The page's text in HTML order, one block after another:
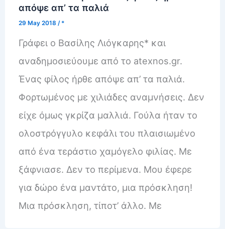
απόψε απ’ τα παλιά
29 May 2018/ *
Γράφει ο Βασίλης Λιόγκαρης* και
αναδημοσιεύουμε από το atexnos.gr.
Ένας φίλος ήρθε απόψε απ’ τα παλιά.
Φορτωμένος με χιλιάδες αναμνήσεις. Δεν
είχε όμως γκρίζα μαλλιά. Γούλα ήταν το
ολοστρόγγυλο κεφάλι του πλαισιωμένο
από ένα τεράστιο χαμόγελο φιλίας. Με
ξάφνιασε. Δεν το περίμενα. Μου έφερε
για δώρο ένα μαντάτο, μια πρόσκληση!
Μια πρόσκληση, τίποτ’ άλλο. Με